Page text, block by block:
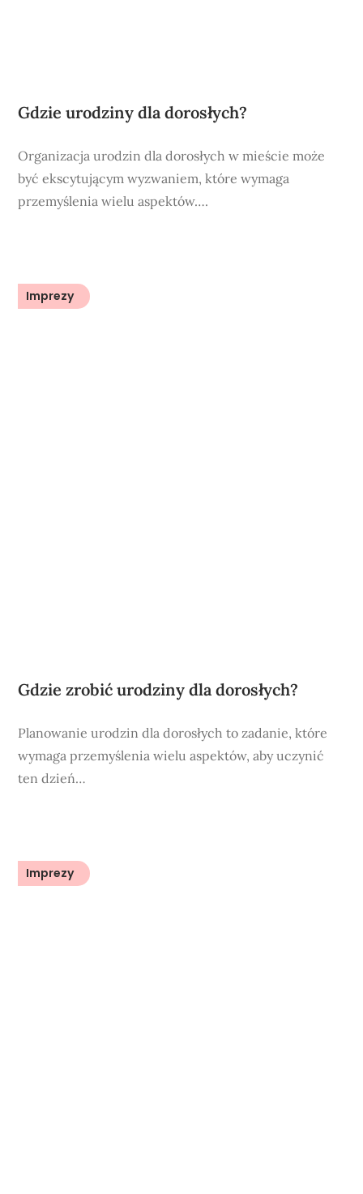
Gdzie urodziny dla dorosłych?
Organizacja urodzin dla dorosłych w mieście może
być ekscytującym wyzwaniem, które wymaga
przemyślenia wielu aspektów….
Imprezy
Gdzie zrobić urodziny dla dorosłych?
Planowanie urodzin dla dorosłych to zadanie, które
wymaga przemyślenia wielu aspektów, aby uczynić
ten dzień…
Imprezy